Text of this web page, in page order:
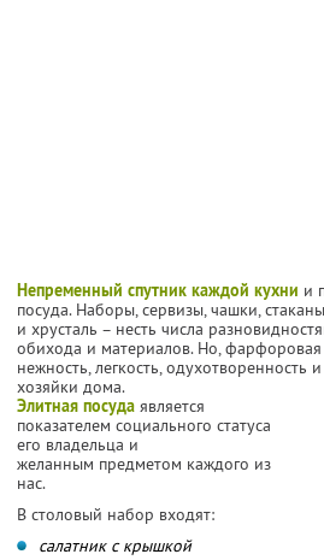
Непременный спутник каждой кухни и
посуда. Наборы, сервизы, чашки,
и хрусталь – несть числа
обихода и материалов. Но, фарфоровая
нежность, легкость,
хозяйки дома.
Элитная посуда является
показателем социального статуса
его владельца и
желанным предметом каждого из
нас.
В столовый набор входят:
салатник с крышкой